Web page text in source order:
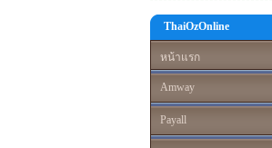
ThaiOzOnline
หน้าแรก
Amway
Payall